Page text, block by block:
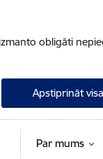
obligāti
Apstiprināt
Par mums